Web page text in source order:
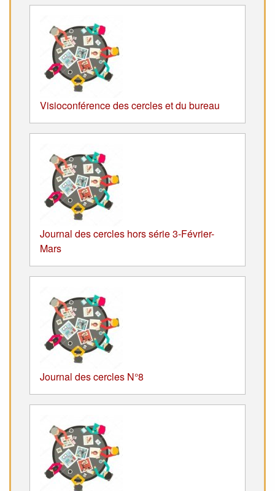
Visioconférence des cercles et du bureau
Journal des cercles hors série 3-Février-
Mars
Journal des cercles N°8